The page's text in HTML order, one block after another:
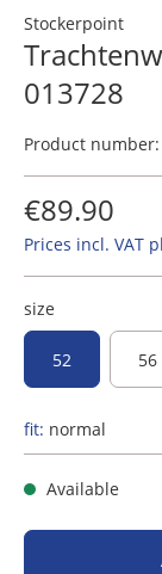
Stockerpoint
013728
Product number:
€89.90
Prices incl. VAT
size
52 56
fit: normal
Available